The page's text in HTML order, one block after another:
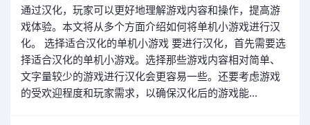
通过汉化，玩家可以更好地理解游戏内容和操作，提高游
戏体验。本文将从多个方面介绍如何将单机小游戏进行汉
化。 选择适合汉化的单机小游戏 要进行汉化，首先需要选
择适合汉化的单机小游戏。选择那些游戏内容相对简单、
文字量较少的游戏进行汉化会更容易一些。还要考虑游戏
的受欢迎程度和玩家需求，以确保汉化后的游戏能...